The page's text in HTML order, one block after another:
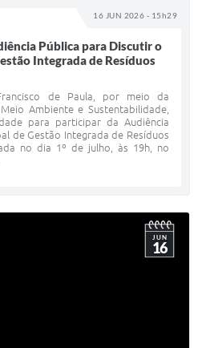
16 JUN 2026 - 15h29
Pública para Discutir o
Integrada de Resíduos
de Paula, por meio da
Ambiente e Sustentabilidade,
para participar da Audiência
de Gestão Integrada de Resíduos
no dia 1º de julho, às 19h, no
JUN
16